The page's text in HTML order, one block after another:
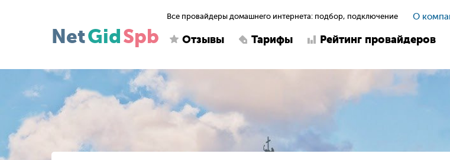
NetGidSpb
Все провайдеры домашнего интернета: подбор, подключение О
Отзывы Тарифы Рейтинг провайдеров